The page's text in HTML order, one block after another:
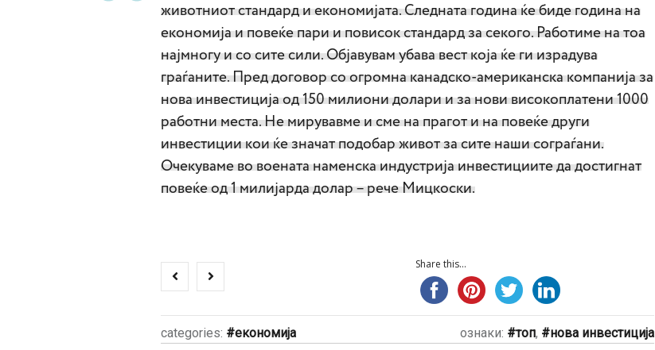
животниот стандард и економијата. Следната година ќе биде година на
економија и повеќе пари и повисок стандард за секого. Работиме на тоа
најмногу и со сите сили. Објавувам убава вест која ќе ги израдува
граѓаните. Пред договор со огромна канадско-американска компанија за
нова инвестиција од 150 милиони долари и за нови високоплатени 1000
работни места. Не мирувавме и сме на прагот и на повеќе други
инвестиции кои ќе значат подобар живот за сите наши сограѓани.
Очекуваме во воената наменска индустрија инвестициите да достигнат
повеќе од 1 милијарда долар – рече Мицкоски.
Share this...
categories: економија ознаки: топ, нова инвестиција